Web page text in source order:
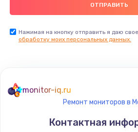
Заказать
Замена северного
1950 руб.
Нажимая на кнопку отправить я даю свое
обработку моих персональных данных.
monitor-iq.ru
Ремонт мониторов в
Контактная